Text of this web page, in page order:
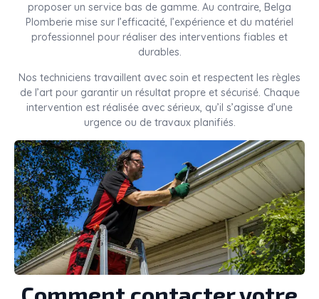
proposer un service bas de gamme. Au contraire, Belga
Plomberie mise sur l’efficacité, l’expérience et du matériel
professionnel pour réaliser des interventions fiables et
durables.
Nos techniciens travaillent avec soin et respectent les règles
de l’art pour garantir un résultat propre et sécurisé. Chaque
intervention est réalisée avec sérieux, qu’il s’agisse d’une
urgence ou de travaux planifiés.